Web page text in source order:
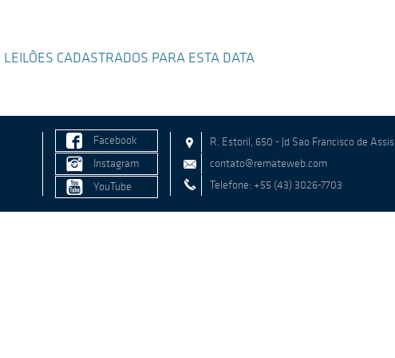
CADASTRADOS PARA ESTA DATA
Facebook
Instagram
YouTube
R. Estoril, 650 - Jd Sao Francisco de Assis
contato@remateweb.com
Telefone: +55 (43) 3026-7703